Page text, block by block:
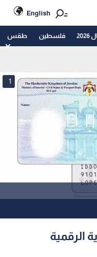
English
فلسطين طقس
1
الرقمية